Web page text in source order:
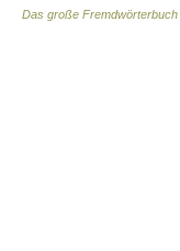
Das große Fremdwörterbuch